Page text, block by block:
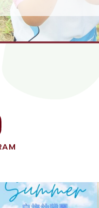
す。
、何もかもが満たさ
環境・経験・教育
る!心も育つ!」を
、子ども達に動機
び、楽しさを教え導
。